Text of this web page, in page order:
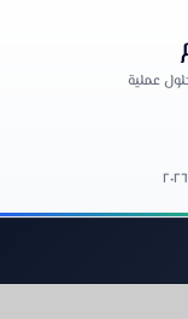
عملية